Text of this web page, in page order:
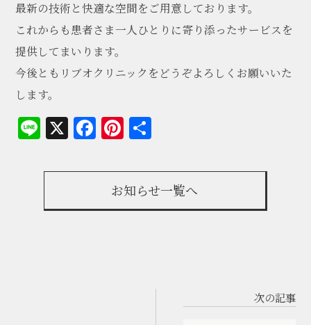
最新の技術と快適な空間をご用意しております。
これからも患者さま一人ひとりに寄り添ったサービスを
提供してまいります。
今後ともリブオクリニックをどうぞよろしくお願いいた
します。
Line
X Facebook
Pinterest
お知らせ一覧へ
次の記事